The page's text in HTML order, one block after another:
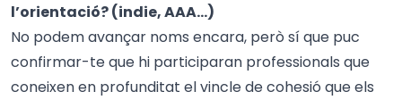
l’orientació? (indie, AAA…)
No podem avançar noms encara, però sí que puc
confirmar-te que hi participaran professionals que
coneixen en profunditat el vincle de cohesió que els